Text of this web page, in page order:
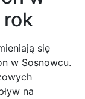
się
w Sosnowcu.
na